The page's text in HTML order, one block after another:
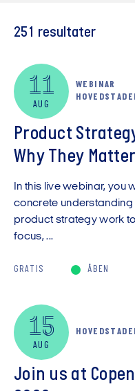
Vis kun digitale
251 resultater
11
AUG
WEBINAR
Product
Why They
In this live webinar,
concrete
product strategy work
focus, ...
GRATIS ÅBEN
15
AUG
Join us at